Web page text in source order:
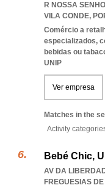
R NOSSA
VILA CONDE,
Comércio a
especializados,
bebidas ou
UNIP
Ver empresa
Matches in the
Activity
Bebé Chic,
AV DA
FREGUESIAS